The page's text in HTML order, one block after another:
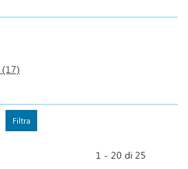
(17)
1 - 20 di 25